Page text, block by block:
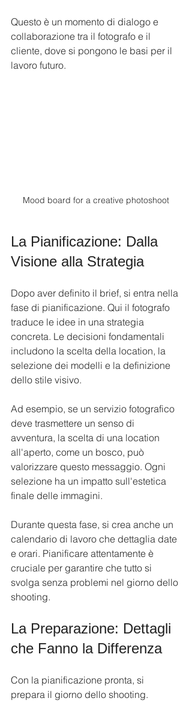
Questo è un momento di dialogo e
collaborazione tra il fotografo e il
cliente, dove si pongono le basi per il
lavoro futuro.
Mood board for a creative photoshoot
La Pianificazione: Dalla
Visione alla Strategia
Dopo aver definito il brief, si entra nella
fase di pianificazione. Qui il fotografo
traduce le idee in una strategia
concreta. Le decisioni fondamentali
includono la scelta della location, la
selezione dei modelli e la definizione
dello stile visivo.
Ad esempio, se un servizio fotografico
deve trasmettere un senso di
avventura, la scelta di una location
all'aperto, come un bosco, può
valorizzare questo messaggio. Ogni
selezione ha un impatto sull'estetica
finale delle immagini.
Durante questa fase, si crea anche un
calendario di lavoro che dettaglia date
e orari. Pianificare attentamente è
cruciale per garantire che tutto si
svolga senza problemi nel giorno dello
shooting.
La Preparazione: Dettagli
che Fanno la Differenza
Con la pianificazione pronta, si
prepara il giorno dello shooting.